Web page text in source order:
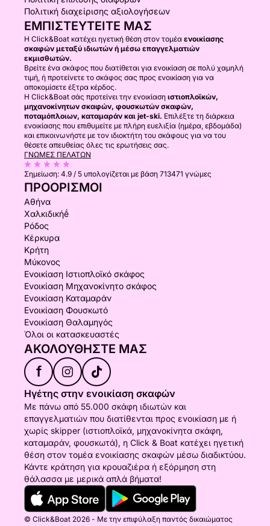
Πολιτική διαχείρισης αξιολογήσεων
ΕΜΠΙΣΤΕΥΤΕΊΤΕ ΜΑΣ
Η Click&Boat κατέχει ηγετική θέση στον τομέα ενοικίασης
σκαφών μεταξύ ιδιωτών ή μέσω επαγγελματιών
εκμισθωτών.
Βρείτε ένα σκάφος που διατίθεται για ενοικίαση σε πολύ χαμηλή
τιμή, ή προτείνετε το σκάφος σας προς ενοικίαση για να
αποκομίσετε έξτρα κέρδος.
Η Click&Boat σάς προτείνει την ενοικίαση ιστιοπλοϊκών,
μηχανοκίνητων σκαφών, φουσκωτών σκαφών,
ποταμόπλοιων, καταμαράν και jet-ski. Επιλέξτε τη διάρκεια
ενοικίασης που επιθυμείτε με πλήρη ευελιξία (ημέρα, εβδομάδα)
και επικοινωνήστε με τον ιδιοκτήτη του σκάφους για να του
θέσετε απευθείας όλες τις ερωτήσεις σας.
ΓΝΏΜΕΣ ΠΕΛΑΤΏΝ
Σημείωση: 4.9 / 5 υπολογίζεται με βάση 713471 γνώμες
ΠΡΟΟΡΙΣΜΟΊ
Αθήνα
Χαλκιδικήḗ
Ρόδος
Κέρκυρα
Κρήτη
Μύκονος
Ενοικίαση Ιστιοπλοϊκό σκάφος
Ενοικίαση Μηχανοκίνητο σκάφος
Ενοικίαση Καταμαράν
Ενοικίαση Φουσκωτό
Ενοικίαση Θαλαμηγός
Όλοι οι κατασκευαστές
ΑΚΟΛΟΥΘΉΣΤΕ ΜΑΣ
f
Ηγέτης στην ενοικίαση σκαφών
Με πάνω από 55.000 σκάφη ιδιωτών και
επαγγελματιών που διατίθενται προς ενοικίαση με ή
χωρίς skipper (ιστιοπλοϊκά, μηχανοκίνητα σκάφη,
καταμαράν, φουσκωτά), η Click & Boat κατέχει ηγετική
θέση στον τομέα ενοικίασης σκαφών μέσω διαδικτύου.
Κάντε κράτηση για κρουαζιέρα ή εξόρμηση στη
θάλασσα με μερικά απλά βήματα!
© Click&Boat 2026 - Με την επιφύλαξη παντός δικαιώματος